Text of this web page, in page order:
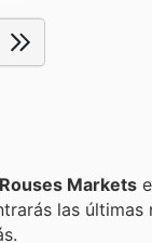
Rouses Markets
las